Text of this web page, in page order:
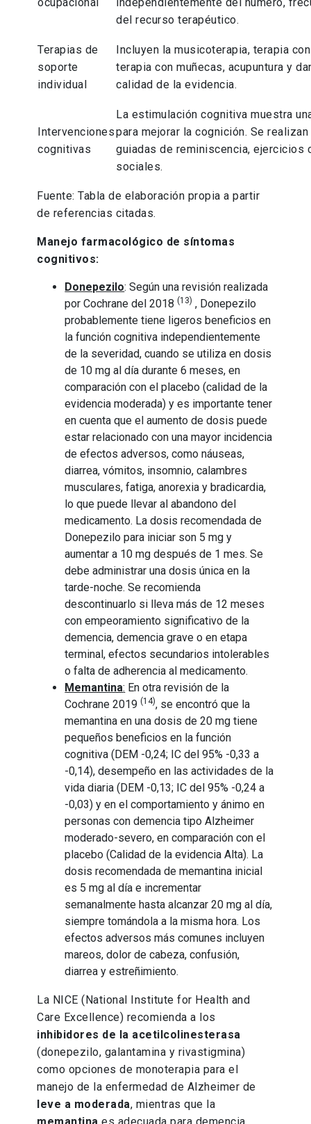
del recurso terapéutico.
Terapias de
soporte
individual
Incluyen la musicoterapia, terapia
terapia con muñecas, acupuntura y
calidad de la evidencia.
Intervenciones
cognitivas
La estimulación cognitiva muestra
para mejorar la cognición. Se
guiadas de reminiscencia,
sociales.
Fuente: Tabla de elaboración propia a partir
de referencias citadas.
Manejo farmacológico de síntomas
cognitivos:
Donepezilo: Según una revisión realizada
por Cochrane del 2018(13) , Donepezilo
probablemente tiene ligeros beneficios en
la función cognitiva independientemente
de la severidad, cuando se utiliza en dosis
de 10 mg al día durante 6 meses, en
comparación con el placebo (calidad de la
evidencia moderada) y es importante tener
en cuenta que el aumento de dosis puede
estar relacionado con una mayor incidencia
de efectos adversos, como náuseas,
diarrea, vómitos, insomnio, calambres
musculares, fatiga, anorexia y bradicardia,
lo que puede llevar al abandono del
medicamento. La dosis recomendada de
Donepezilo para iniciar son 5 mg y
aumentar a 10 mg después de 1 mes. Se
debe administrar una dosis única en la
tarde-noche. Se recomienda
descontinuarlo si lleva más de 12 meses
con empeoramiento significativo de la
demencia, demencia grave o en etapa
terminal, efectos secundarios intolerables
o falta de adherencia al medicamento.
Memantina: En otra revisión de la
Cochrane 2019(14), se encontró que la
memantina en una dosis de 20 mg tiene
pequeños beneficios en la función
cognitiva (DEM -0,24; IC del 95% -0,33 a
-0,14), desempeño en las actividades de la
vida diaria (DEM -0,13; IC del 95% -0,24 a
-0,03) y en el comportamiento y ánimo en
personas con demencia tipo Alzheimer
moderado-severo, en comparación con el
placebo (Calidad de la evidencia Alta). La
dosis recomendada de memantina inicial
es 5 mg al día e incrementar
semanalmente hasta alcanzar 20 mg al día,
siempre tomándola a la misma hora. Los
efectos adversos más comunes incluyen
mareos, dolor de cabeza, confusión,
diarrea y estreñimiento.
La NICE (National Institute for Health and
Care Excellence) recomienda a los
inhibidores de la acetilcolinesterasa
(donepezilo, galantamina y rivastigmina)
como opciones de monoterapia para el
manejo de la enfermedad de Alzheimer de
leve a moderada, mientras que la